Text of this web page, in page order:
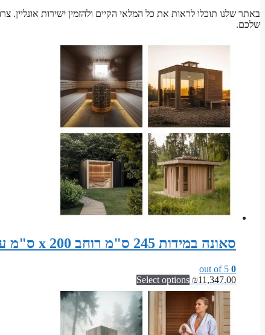
באתר שלנו תוכלו לראות את כל המלאי הקיים ולהזמין ישירות אונליין.
שלכם.
סאונה במידות 245 ס"מ רוחב x 200 ס"מ עומק x 200 ס"מ גובה סט חלקים לבניית סאונה פינית
0
₪11,347.00
Select options